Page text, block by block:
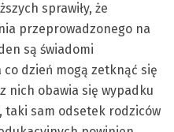
sprawiły, że
przeprowadzonego na
są świadomi
dzień mogą zetknąć się
nich obawia się wypadku
taki sam odsetek rodziców